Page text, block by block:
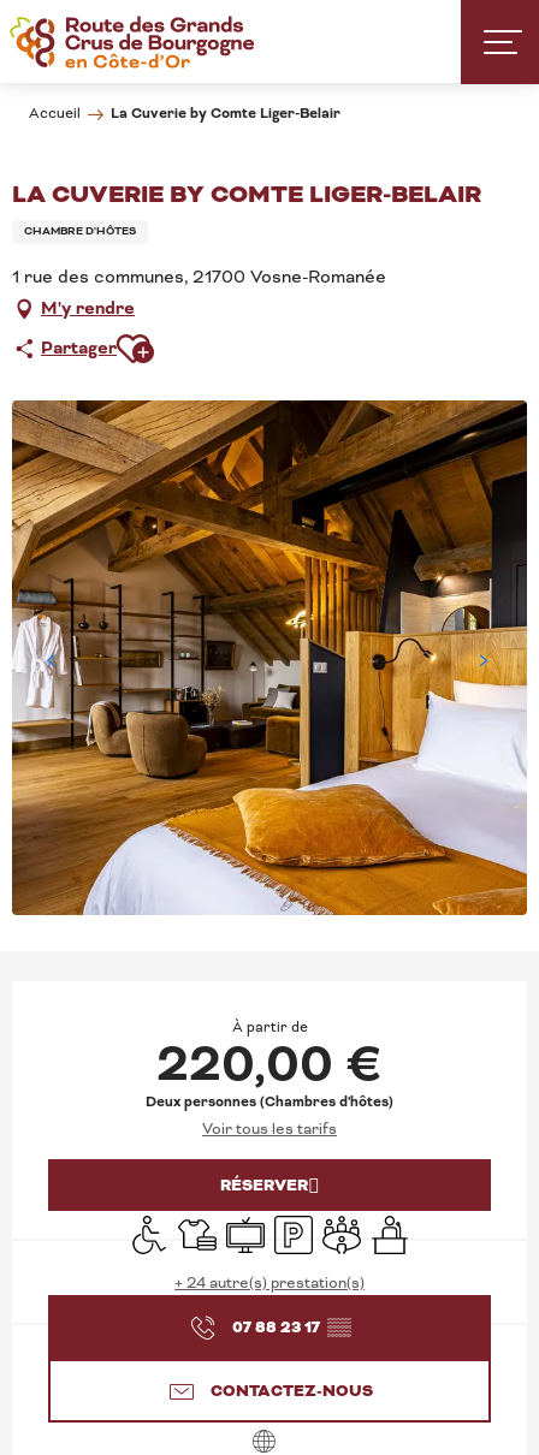
Aller
au
contenu
Accueil La Cuverie by Comte Liger-Belair
LA CUVERIE BY COMTE LIGER-BELAIR
CHAMBRE D'HÔTES
1 rue des communes, 21700 Vosne-Romanée
M'y rendre
PartagerAjouter aux favoris
OUVERTURE ET
À partir de
220,00 €
Deux personnes (Chambres d'hôtes)
Voir tous les tarifs
RÉSERVER
Accès handicapés
Draps et linge
TélévisionParkingSalle de réunion
Séminaires
+ 24 autre(s) prestation(s)
07 88 23 17 ▒▒
CONTACTEZ-NOUS